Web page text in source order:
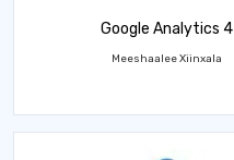
Google Analytics 4
Meeshaalee Xiinxala